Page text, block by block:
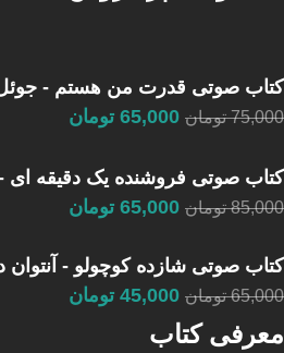
کتاب صوتی قدرت من هستم -
75,000 تومان 65,000 تومان
کتاب صوتی فروشنده یک دقیقه ای
85,000 تومان 65,000 تومان
کتاب صوتی شازده کوچولو -
65,000 تومان 45,000 تومان
معرفی کتاب